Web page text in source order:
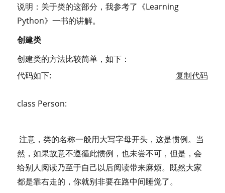
说明：关于类的这部分，我参考了《Learning
Python》一书的讲解。
创建类
创建类的方法比较简单，如下：
复制代码
代码如下:
class Person:
注意，类的名称一般用大写字母开头，这是惯例。当
然，如果故意不遵循此惯例，也未尝不可，但是，会
给别人阅读乃至于自己以后阅读带来麻烦。既然大家
都是靠右走的，你就别非要在路中间睡觉了。